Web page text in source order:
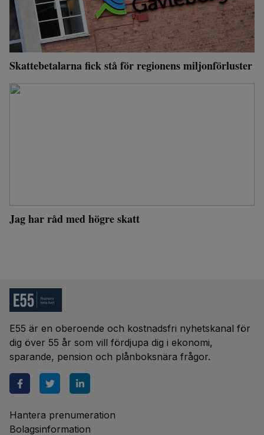
Skattebetalarna fick stå för regionens miljonförluster
Jag har råd med högre skatt
E55 är en oberoende och kostnadsfri nyhetskanal för
dig över 55 år som vill fördjupa dig i ekonomi,
sparande, pension och plånboksnära frågor.
Hantera prenumeration
Bolagsinformation